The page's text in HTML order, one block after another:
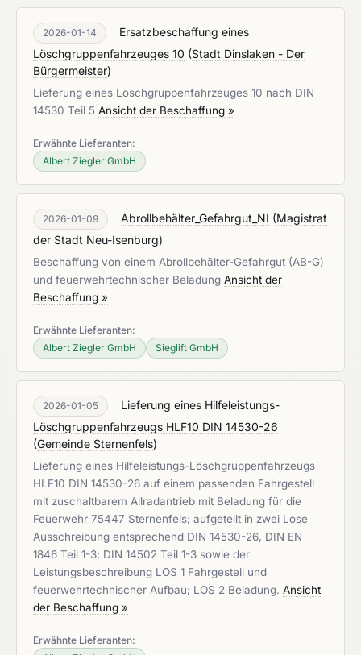
2026-01-14
Ersatzbeschaffung eines
Löschgruppenfahrzeuges 10 (Stadt Dinslaken - Der
Bürgermeister)
Lieferung eines Löschgruppenfahrzeuges 10 nach DIN
14530 Teil 5 Ansicht der Beschaffung »
Erwähnte Lieferanten:
Albert Ziegler GmbH
2026-01-09 Abrollbehälter_Gefahrgut_NI (Magistrat
der Stadt Neu-Isenburg)
Beschaffung von einem Abrollbehälter-Gefahrgut (AB-G)
und feuerwehrtechnischer Beladung Ansicht der
Beschaffung »
Erwähnte Lieferanten:
Albert Ziegler GmbH
Sieglift GmbH
2026-01-05
Lieferung eines Hilfeleistungs-
Löschgruppenfahrzeugs HLF10 DIN 14530-26
(Gemeinde Sternenfels)
Lieferung eines Hilfeleistungs-Löschgruppenfahrzeugs
HLF10 DIN 14530-26 auf einem passenden Fahrgestell
mit zuschaltbarem Allradantrieb mit Beladung für die
Feuerwehr 75447 Sternenfels; aufgeteilt in zwei Lose
Ausschreibung entsprechend DIN 14530-26, DIN EN
1846 Teil 1-3; DIN 14502 Teil 1-3 sowie der
Leistungsbeschreibung LOS 1 Fahrgestell und
feuerwehrtechnischer Aufbau; LOS 2 Beladung. Ansicht
der Beschaffung »
Erwähnte Lieferanten: